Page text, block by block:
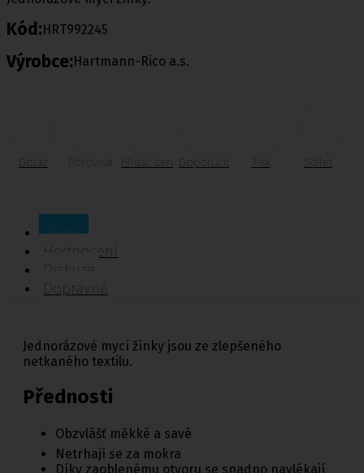
Kód:HRT992245
Výrobce:Hartmann-Rico a.s.
Dotaz Porovnat Doporučit Tisk Sdílet
Popis
Hodnocení
Diskuze
Dopravné
Jednorázové mycí žínky jsou ze zlepšeného
netkaného textilu.
Přednosti
Obzvlášť měkké a savé
Netrhají se za mokra
Díky zaoblenému otvoru se snadno navlékají